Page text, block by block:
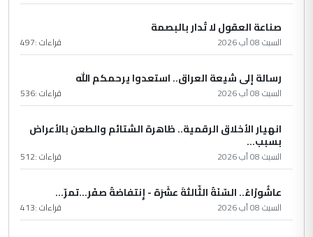
صناعة العقول لا تُدار بالبصمة
السبت 08 آب 2026 قراءات :497
رسالة إلى شيعة العراق.. استعدوا يرحمكم الله
السبت 08 آب 2026 قراءات :536
انهيار الأخلاق الرقمية.. ظاهرة الشتائم والطعن بالأعراض
بسبب...
السبت 08 آب 2026 قراءات :512
عاشُورْاءُ.. السّنَةُ الثّالثةَ عشَرَة - إِنتفاضةُ صفَر…تمرّ...
السبت 08 آب 2026 قراءات :413